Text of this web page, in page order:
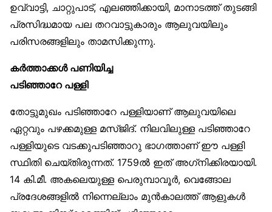
ഉവ്വാട്ടി, ചാറ്റുപാട്, എലഞ്ഞിക്കായി, മാനാടത്ത് തുടങ്ങി
പ്രസിദ്ധമായ പല തറവാട്ടുകാരും ആലുവയിലും
പരിസരങ്ങളിലും താമസിക്കുന്നു.
കർത്താക്കൾ പണിയിച്ച
പടിഞ്ഞാറേ പള്ളി
തോട്ടുമുഖം പടിഞ്ഞാറേ പള്ളിയാണ് ആലുവയിലെ
ഏറ്റവും പഴക്കമുള്ള മസ്ജിദ്. നിലവിലുള്ള പടിഞ്ഞാറേ
പള്ളിയുടെ വടക്കുപടിഞ്ഞാറു ഭാഗത്താണ് ഈ പള്ളി
സ്ഥിതി ചെയ്തിരുന്നത്. 1759ൽ ഇത് അഗ്‌നിക്കിരയായി.
14 കി.മീ. അകലെയുള്ള പെരുമ്പാവൂർ, വെങ്ങോല
പ്രദേശങ്ങളിൽ നിന്നെല്ലാം മുൻകാലത്ത് ആളുകൾ